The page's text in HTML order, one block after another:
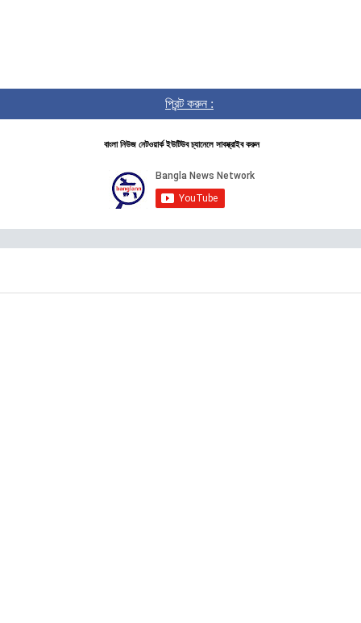
প্রিন্ট করুন :
বাংলা নিউজ নেটওয়ার্ক ইউটিউব চ্যানেলে সাবস্ক্রাইব করুন